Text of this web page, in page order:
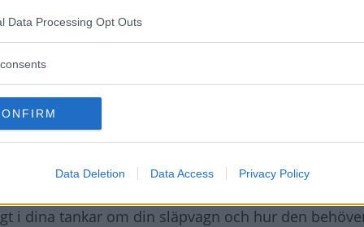
Data Processing Opt Outs
Data Deletion Data Access Privacy Policy
grupp dagisbarn på utflykt? Vad det skulle kosta i
utan försäkring. Visserligen är ju detta mycket
om detta. Har ni funderat på det? Ni kan kanske
i dina tankar om din släpvagn och hur den